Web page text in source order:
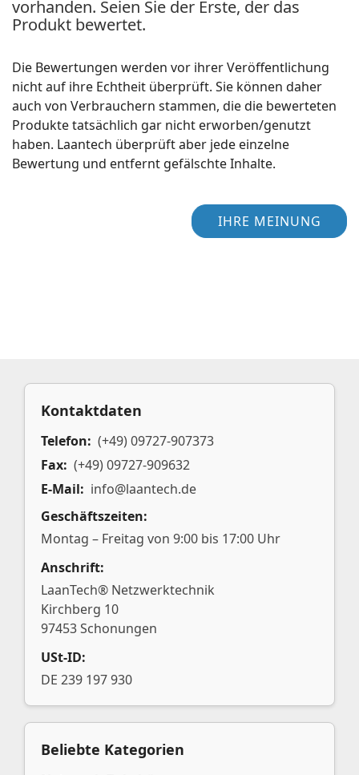
vorhanden. Seien Sie der Erste, der das
Produkt bewertet.
Die Bewertungen werden vor ihrer Veröffentlichung
nicht auf ihre Echtheit überprüft. Sie können daher
auch von Verbrauchern stammen, die die bewerteten
Produkte tatsächlich gar nicht erworben/genutzt
haben. Laantech überprüft aber jede einzelne
Bewertung und entfernt gefälschte Inhalte.
IHRE MEINUNG
Kontaktdaten
Telefon: (+49) 09727-907373
Fax: (+49) 09727-909632
E-Mail: info@laantech.de
Geschäftszeiten:
Montag – Freitag von 9:00 bis 17:00 Uhr
Anschrift:
LaanTech® Netzwerktechnik
Kirchberg 10
97453 Schonungen
USt-ID:
DE 239 197 930
Beliebte Kategorien